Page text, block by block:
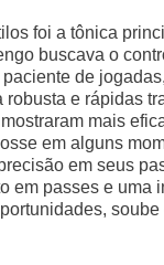
foi a tônica
buscava o
de
robusta e rápidas
mais
em alguns
em seus
em passes e uma